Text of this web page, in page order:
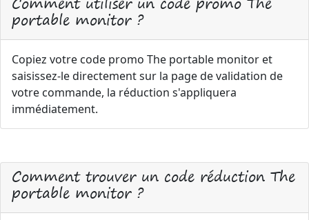
portable monitor ?
Copiez votre code promo The portable monitor et
saisissez-le directement sur la page de validation de
votre commande, la réduction s'appliquera
immédiatement.
Comment trouver un code réduction The
portable monitor ?